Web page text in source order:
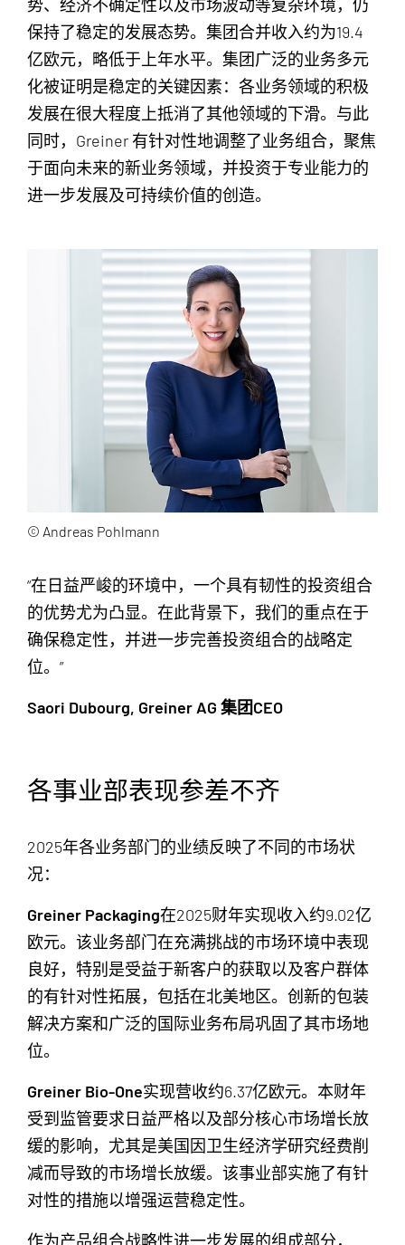
势、经济不确定性以及市场波动等复杂环境，仍
保持了稳定的发展态势。集团合并收入约为19.4
亿欧元，略低于上年水平。集团广泛的业务多元
化被证明是稳定的关键因素：各业务领域的积极
发展在很大程度上抵消了其他领域的下滑。与此
同时，Greiner 有针对性地调整了业务组合，聚焦
于面向未来的新业务领域，并投资于专业能力的
进一步发展及可持续价值的创造。
© Andreas Pohlmann
“在日益严峻的环境中，一个具有韧性的投资组合
的优势尤为凸显。在此背景下，我们的重点在于
确保稳定性，并进一步完善投资组合的战略定
位。”
Saori Dubourg, Greiner AG 集团CEO
各事业部表现参差不齐
2025年各业务部门的业绩反映了不同的市场状
况：
Greiner Packaging在2025财年实现收入约9.02亿
欧元。该业务部门在充满挑战的市场环境中表现
良好，特别是受益于新客户的获取以及客户群体
的有针对性拓展，包括在北美地区。创新的包装
解决方案和广泛的国际业务布局巩固了其市场地
位。
Greiner Bio-One实现营收约6.37亿欧元。本财年
受到监管要求日益严格以及部分核心市场增长放
缓的影响，尤其是美国因卫生经济学研究经费削
减而导致的市场增长放缓。该事业部实施了有针
对性的措施以增强运营稳定性。
作为产品组合战略性进一步发展的组成部分，